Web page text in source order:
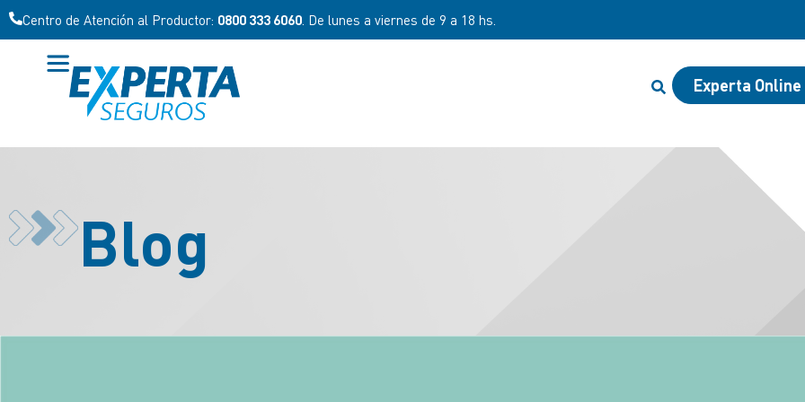
Centro de Atención al Productor: 0800 333 6060 . De lunes a viernes de 9 a 18 hs.
Experta Online
Blog